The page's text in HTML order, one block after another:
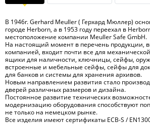
В 1946г. Gerhard Meuller ( Герхард Мюллер)
городе Herborn, а в 1953 году переехал в
местоположение компании Meuller Safe GmbH.
На настоящий момент в перечень продукции,
компанией, входит почти все для
ящики для наличности, ключницы, сейфы,
встроенные и мебельные сейфы, сейфы для
для банков и системы для хранения архивов.
Новым направлением развития стало
дверей различных размеров и дизайна.
Постоянное развитие технических
модернизацию оборудования способствуют
не только на немецком рынке.
Все изделия имеют сертификаты ECB-S /